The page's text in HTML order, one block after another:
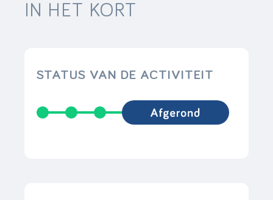
IN HET KORT
STATUS VAN DE ACTIVITEIT